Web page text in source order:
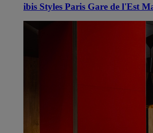
ibis Styles Paris Gare de l'Est